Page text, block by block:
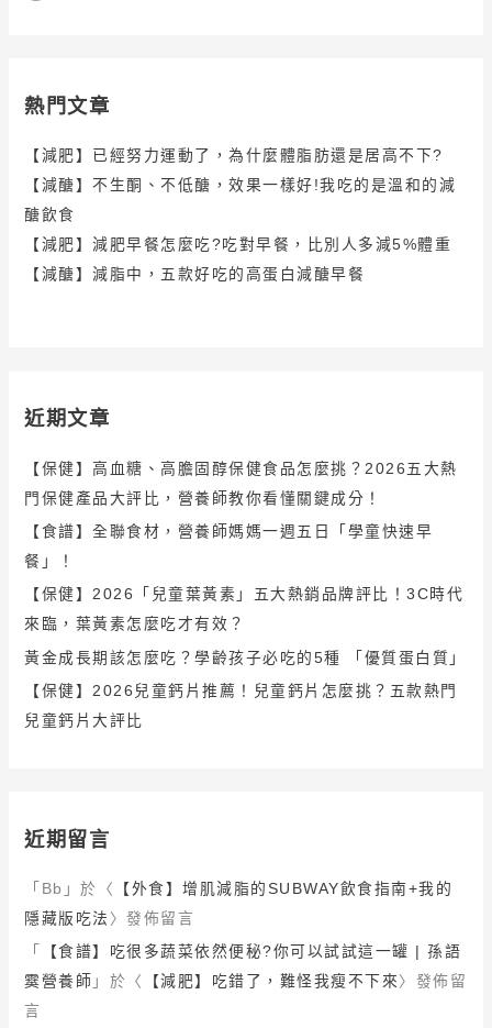
熱門文章
【減肥】已經努力運動了，為什麼體脂肪還是居高不下?
【減醣】不生酮、不低醣，效果一樣好!我吃的是溫和的減
醣飲食
【減肥】減肥早餐怎麼吃?吃對早餐，比別人多減5%體重
【減醣】減脂中，五款好吃的高蛋白減醣早餐
近期文章
【保健】高血糖、高膽固醇保健食品怎麼挑？2026五大熱
門保健產品大評比，營養師教你看懂關鍵成分！
【食譜】全聯食材，營養師媽媽一週五日「學童快速早
餐」！
【保健】2026「兒童葉黃素」五大熱銷品牌評比！3C時代
來臨，葉黃素怎麼吃才有效？
黃金成長期該怎麼吃？學齡孩子必吃的5種 「優質蛋白質」
【保健】2026兒童鈣片推薦！兒童鈣片怎麼挑？五款熱門
兒童鈣片大評比
近期留言
「 Bb 」於〈
【外食】增肌減脂的SUBWAY飲食指南+我的
隱藏版吃法 〉發佈留言
「
【食譜】吃很多蔬菜依然便秘?你可以試試這一罐 | 孫語
霙營養師 」於〈 【減肥】吃錯了，難怪我瘦不下來〉發佈留
言